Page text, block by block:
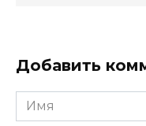
Добавить
Имя